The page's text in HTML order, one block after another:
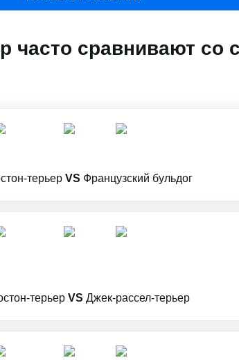
часто сравнивают
терьер VS Французский бульдог
терьер VS Джек-рассел-терьер